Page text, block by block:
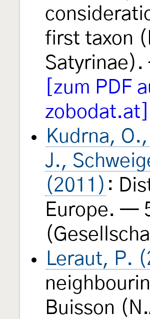
first taxon
[zum PDF
zobodat.at]
Kudrna,
J.,
(2011) :
Europe. —
Leraut, P.
Buisson